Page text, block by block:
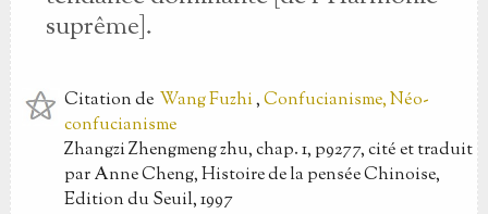
suprême].
Citationde Wang Fuzhi,Confucianisme, Néo-
confucianisme
Zhangzi Zhengmeng zhu, chap. 1, p9277, cité et traduit
par Anne Cheng, Histoire de la pensée Chinoise,
Edition du Seuil, 1997